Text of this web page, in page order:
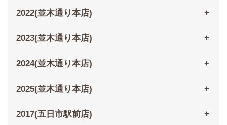
2022(並木通り本店)
2023(並木通り本店)
2024(並木通り本店)
2025(並木通り本店)
2017(五日市駅前店)